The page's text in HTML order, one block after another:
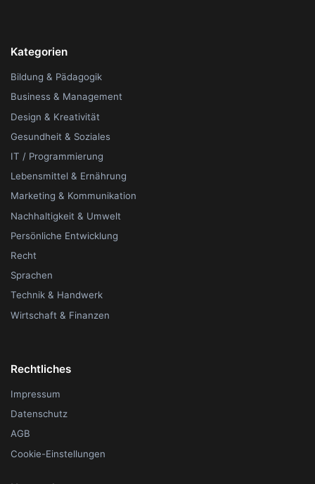
Kategorien
Bildung & Pädagogik
Business & Management
Design & Kreativität
Gesundheit & Soziales
IT / Programmierung
Lebensmittel & Ernährung
Marketing & Kommunikation
Nachhaltigkeit & Umwelt
Persönliche Entwicklung
Recht
Sprachen
Technik & Handwerk
Wirtschaft & Finanzen
Rechtliches
Impressum
Datenschutz
AGB
Cookie-Einstellungen